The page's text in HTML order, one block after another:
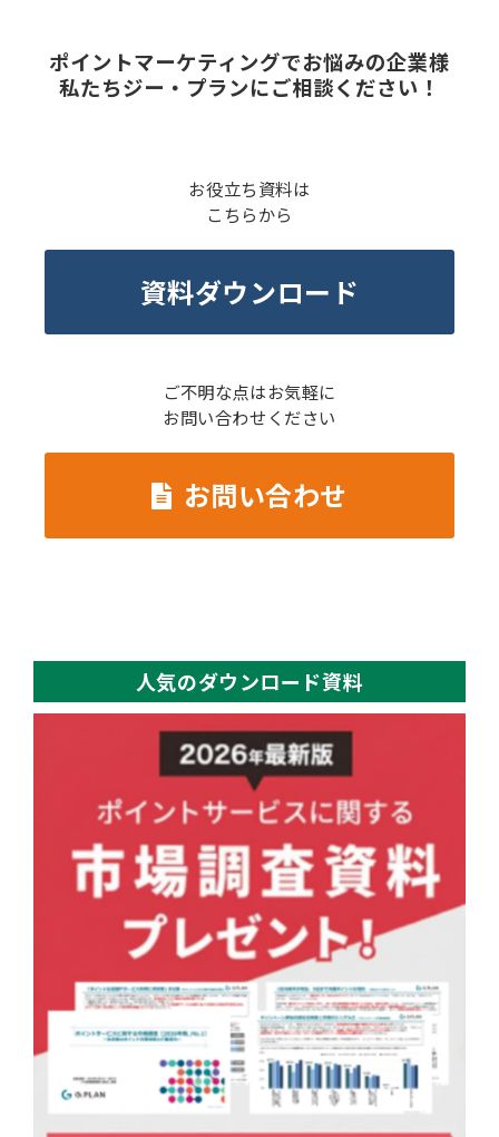
ポイントマーケティングでお悩みの企業様
私たちジー・プランにご相談ください！
お役立ち資料は
こちらから
資料ダウンロード
ご不明な点はお気軽に
お問い合わせください
お問い合わせ
人気のダウンロード資料